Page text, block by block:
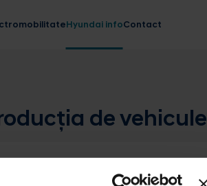
de vehicule
Hyundai infoContact